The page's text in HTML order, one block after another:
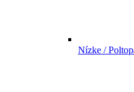
Nízke /